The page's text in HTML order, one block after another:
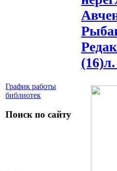
График работы
библиотек
Поиск по сайту